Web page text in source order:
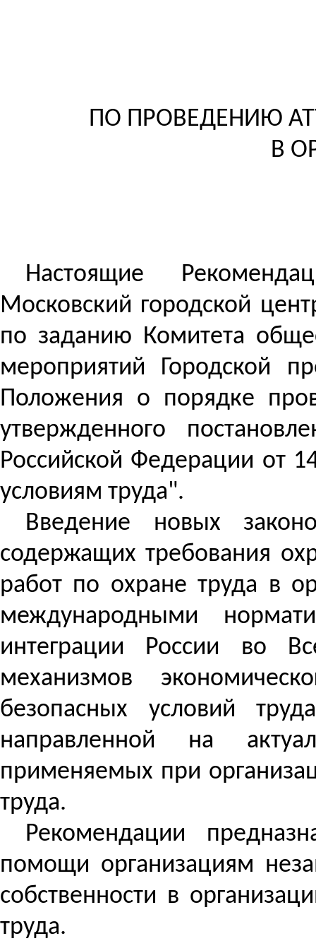
ПО ПРОВЕДЕНИЮ
В
Настоящие
Московский городской
по заданию Комитета
мероприятий Городской
Положения о порядке
утвержденного
Российской Федерации от
условиям труда".
Введение новых
содержащих требования
работ по охране труда в
международными
интеграции России во
механизмов
безопасных условий
направленной на
применяемых при
труда.
Рекомендации
помощи организациям
собственности в
труда.